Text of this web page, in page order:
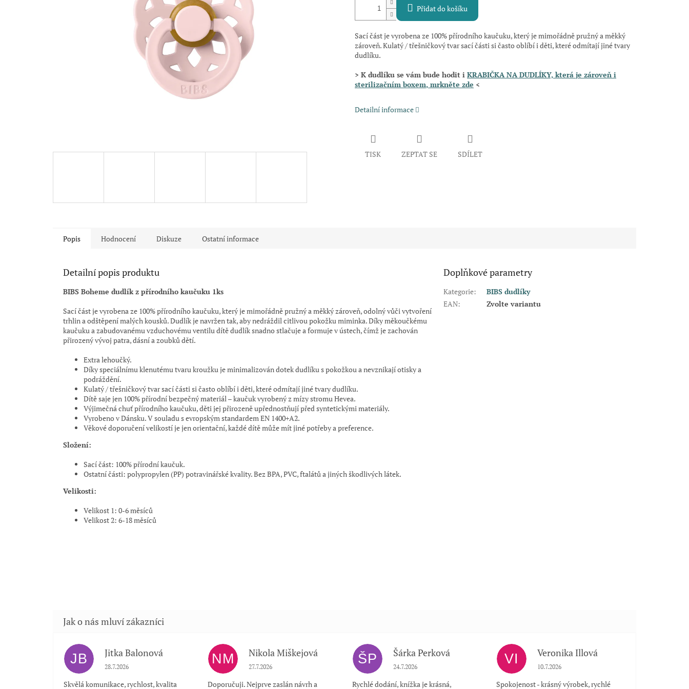
Přidat do košíku
Sací část je vyrobena ze 100% přírodního kaučuku, který je mimořádně pružný a měkký
zároveň. Kulatý / třešničkový tvar sací části si často oblíbí i děti, které odmítají jiné tvary
dudlíku.
> K dudlíku se vám bude hodit i KRABIČKA NA DUDLÍKY, která je zároveň i
sterilizačním boxem, mrkněte zde <
Detailní informace
TISK ZEPTAT SE SDÍLET
Popis Hodnocení Diskuze Ostatní informace
Detailní popis produktu
BIBS Boheme dudlík z přírodního kaučuku 1ks
Sací část je vyrobena ze 100% přírodního kaučuku, který je mimořádně pružný a měkký zároveň, odolný vůči vytvoření
trhlin a odštěpení malých kousků. Dudlík je navržen tak, aby nedráždil citlivou pokožku miminka. Díky měkoučkému
kaučuku a zabudovanému vzduchovému ventilu dítě dudlík snadno stlačuje a formuje v ústech, čímž je zachován
přirozený vývoj patra, dásní a zoubků dětí.
Extra lehoučký.
Díky speciálnímu klenutému tvaru kroužku je minimalizován dotek dudlíku s pokožkou a nevznikají otisky a
podráždění.
Kulatý / třešničkový tvar sací části si často oblíbí i děti, které odmítají jiné tvary dudlíku.
Dítě saje jen 100% přírodní bezpečný materiál – kaučuk vyrobený z mízy stromu Hevea.
Výjimečná chuť přírodního kaučuku, děti jej přirozeně upřednostňují před syntetickými materiály.
Vyrobeno v Dánsku. V souladu s evropským standardem EN 1400+A2.
Věkové doporučení velikostí je jen orientační, každé dítě může mít jiné potřeby a preference.
Složení:
Sací část: 100% přírodní kaučuk.
Ostatní části: polypropylen (PP) potravinářské kvality. Bez BPA, PVC, ftalátů a jiných škodlivých látek.
Velikosti:
Velikost 1: 0-6 měsíců
Velikost 2: 6-18 měsíců
Doplňkové parametry
Kategorie:
BIBS dudlíky
EAN: Zvolte variantu
JB Jitka Balonová
Hodnocení obchodu je 5 z 5 hvězdiček.
28.7.2026
Skvělá komunikace, rychlost, kvalita
NM Nikola Miškejová
Hodnocení obchodu je 5 z 5 hvězdiček.
27.7.2026
Doporučuji. Nejprve zaslán návrh a
ŠP Šárka Perková
Hodnocení obchodu je 5 z 5 hvězdiček.
24.7.2026
Rychlé dodání, knížka je krásná,
VI Veronika Illová
Hodnocení obchodu je 5 z 5 hvězdiček.
10.7.2026
Spokojenost - krásný výrobek, rychlé